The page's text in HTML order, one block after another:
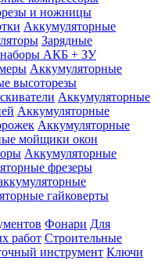
и ножницы
Аккумуляторные
Зарядные
наборы АКБ + ЗУ
Аккумуляторные
высоторезы
Аккумуляторные
Аккумуляторные
Аккумуляторные
мойщики окон
Аккумуляторные
фрезеры
гайковерты
Фонари Для
работ Строительные
инструмент Ключи